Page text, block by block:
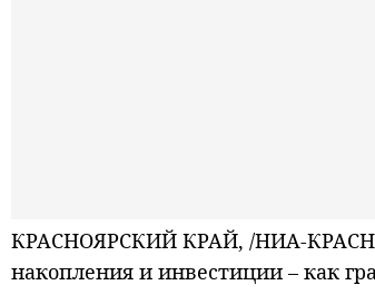
КРАСНОЯРСКИЙ КРАЙ, /НИА-
накопления и инвестиции – как